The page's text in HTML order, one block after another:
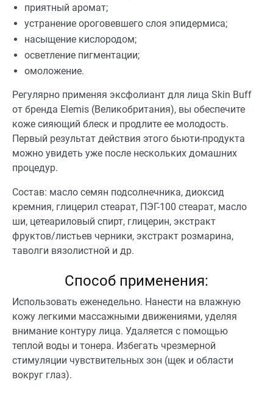
приятный аромат;
устранение ороговевшего слоя эпидермиса;
насыщение кислородом;
осветление пигментации;
омоложение.
Регулярно применяя эксфолиант для лица Skin Buff
от бренда Elemis (Великобритания), вы обеспечите
коже сияющий блеск и продлите ее молодость.
Первый результат действия этого бьюти-продукта
можно увидеть уже после нескольких домашних
процедур.
Состав: масло семян подсолнечника, диоксид
кремния, глицерил стеарат, ПЭГ-100 стеарат, масло
ши, цетеариловый спирт, глицерин, экстракт
фруктов/листьев черники, экстракт розмарина,
таволги вязолистной и др.
Способ применения:
Использовать еженедельно. Нанести на влажную
кожу легкими массажными движениями, уделяя
внимание контуру лица. Удаляется с помощью
теплой воды и тонера. Избегать чрезмерной
стимуляции чувствительных зон (щек и области
вокруг глаз).